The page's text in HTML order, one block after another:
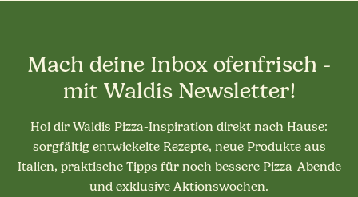
Mach deine Inbox ofenfrisch -
mit Waldis Newsletter!
Hol dir Waldis Pizza-Inspiration direkt nach Hause:
sorgfältig entwickelte Rezepte, neue Produkte aus
Italien, praktische Tipps für noch bessere Pizza-Abende
und exklusive Aktionswochen.